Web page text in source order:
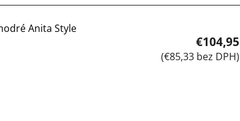
Anita Style
€104,95
(€85,33 bez DPH)